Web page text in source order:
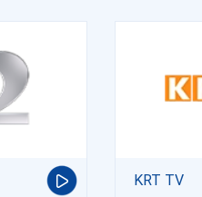
KRT TV